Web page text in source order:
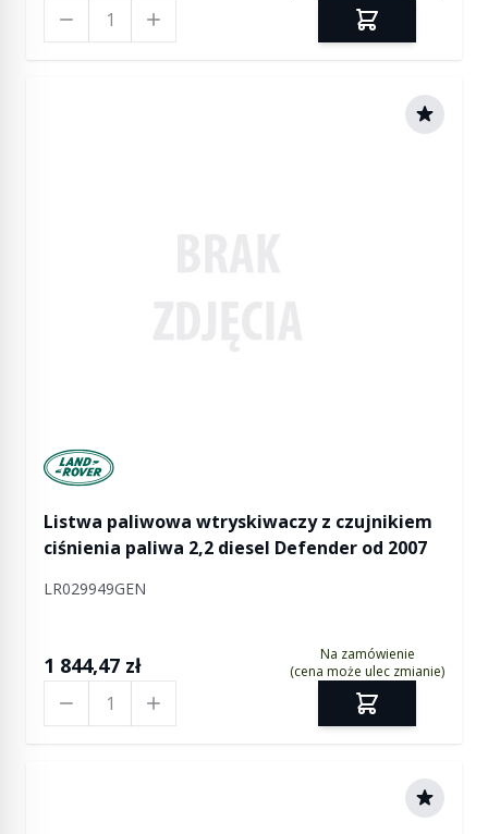
Manufactured by Land rover
Listwa paliwowa wtryskiwaczy z czujnikiem
ciśnienia paliwa 2,2 diesel Defender od 2007
LR029949GEN
1 844,47 zł
Na zamówienie
(cena może ulec zmianie)